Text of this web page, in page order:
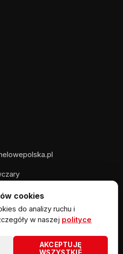
cookies
do analizy ruchu i
w naszej polityce
AKCEPTUJĘ
Kowalska · NIP 5291746970 ·
63, 55-200 Owczary